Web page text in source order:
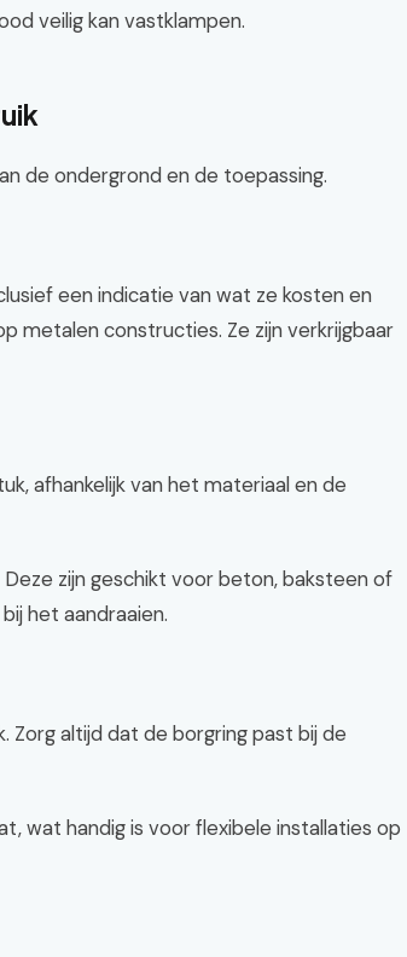
veilig kan vastklampen.
de ondergrond en de toepassing.
een indicatie van wat ze kosten en
metalen constructies. Ze zijn verkrijgbaar
afhankelijk van het materiaal en de
zijn geschikt voor beton, baksteen of
het aandraaien.
altijd dat de borgring past bij de
wat handig is voor flexibele installaties op